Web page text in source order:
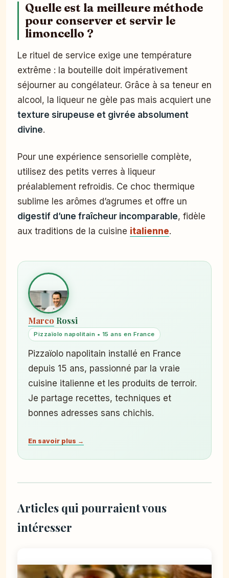
Quelle est la meilleure méthode
pour conserver et servir le
limoncello ?
Le rituel de service exige une température
extrême : la bouteille doit impérativement
séjourner au congélateur. Grâce à sa teneur en
alcool, la liqueur ne gèle pas mais acquiert une
texture sirupeuse et givrée absolument
divine.
Pour une expérience sensorielle complète,
utilisez des petits verres à liqueur
préalablement refroidis. Ce choc thermique
sublime les arômes d’agrumes et offre un
digestif d’une fraîcheur incomparable, fidèle
aux traditions de la cuisine italienne.
Marco Rossi
Pizzaïolo napolitain • 15 ans en France
Pizzaïolo napolitain installé en France
depuis 15 ans, passionné par la vraie
cuisine italienne et les produits de terroir.
Je partage recettes, techniques et
bonnes adresses sans chichis.
En savoir plus →
Articles qui pourraient vous
intéresser